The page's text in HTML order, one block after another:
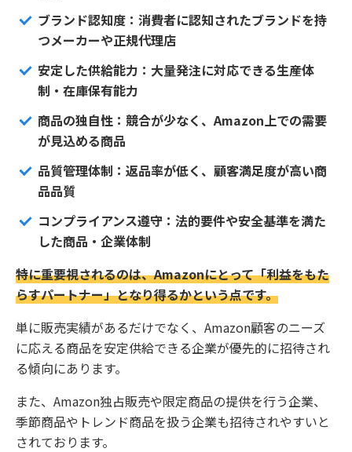
ブランド認知度：消費者に認知されたブランドを持
つメーカーや正規代理店
安定した供給能力：大量発注に対応できる生産体
制・在庫保有能力
商品の独自性：競合が少なく、Amazon上での需要
が見込める商品
品質管理体制：返品率が低く、顧客満足度が高い商
品品質
コンプライアンス遵守：法的要件や安全基準を満た
した商品・企業体制
特に重要視されるのは、Amazonにとって「利益をもた
らすパートナー」となり得るかという点です。
単に販売実績があるだけでなく、Amazon顧客のニーズ
に応える商品を安定供給できる企業が優先的に招待され
る傾向にあります。
また、Amazon独占販売や限定商品の提供を行う企業、
季節商品やトレンド商品を扱う企業も招待されやすいと
されております。